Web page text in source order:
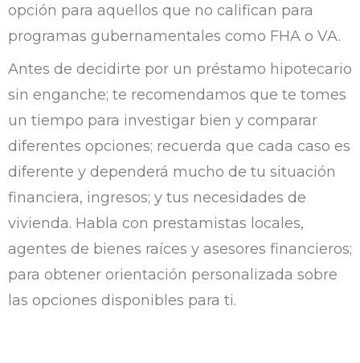
opción para aquellos que no califican para
programas gubernamentales como FHA o VA.
Antes de decidirte por un préstamo hipotecario
sin enganche; te recomendamos que te tomes
un tiempo para investigar bien y comparar
diferentes opciones; recuerda que cada caso es
diferente y dependerá mucho de tu situación
financiera, ingresos; y tus necesidades de
vivienda. Habla con prestamistas locales,
agentes de bienes raíces y asesores financieros;
para obtener orientación personalizada sobre
las opciones disponibles para ti.